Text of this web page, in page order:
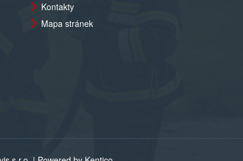
Kontakty
Mapa stránek